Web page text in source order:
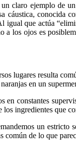
claro ejemplo de
cáustica, conocida
igual que actúa
a los ojos es
lugares resulta
en un
en constantes
los ingredientes que
un
común de lo que